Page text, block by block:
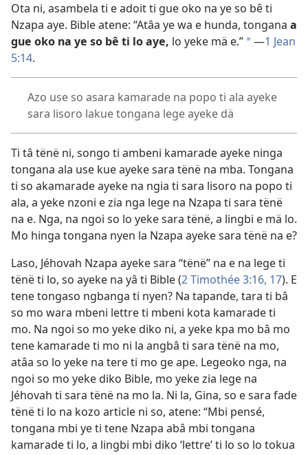
Ota ni, asambela ti e adoit ti gue oko na ye so bê ti
Nzapa aye. Bible atene: “Atâa ye wa e hunda, tongana a
gue oko na ye so bê ti lo aye, lo yeke mä e.” *—1 Jean
5:14.
Azo use so asara kamarade na popo ti ala ayeke
sara lisoro lakue tongana lege ayeke dä
Ti tâ tënë ni, songo ti ambeni kamarade ayeke ninga
tongana ala use kue ayeke sara tënë na mba. Tongana
ti so akamarade ayeke na ngia ti sara lisoro na popo ti
ala, a yeke nzoni e zia nga lege na Nzapa ti sara tënë
na e. Nga, na ngoi so lo yeke sara tënë, a lingbi e mä lo.
Mo hinga tongana nyen la Nzapa ayeke sara tënë na e?
Laso, Jéhovah Nzapa ayeke sara “tënë” na e na lege ti
tënë ti lo, so ayeke na yâ ti Bible (2 Timothée 3:16, 17). E
tene tongaso ngbanga ti nyen? Na tapande, tara ti bâ
so mo wara mbeni lettre ti mbeni kota kamarade ti
mo. Na ngoi so mo yeke diko ni, a yeke kpa mo bâ mo
tene kamarade ti mo ni la angbâ ti sara tënë na mo,
atâa so lo yeke na tere ti mo ge ape. Legeoko nga, na
ngoi so mo yeke diko Bible, mo yeke zia lege na
Jéhovah ti sara tënë na mo la. Ni la, Gina, so e sara fade
tënë ti lo na kozo article ni so, atene: “Mbi pensé,
tongana mbi ye ti tene Nzapa abâ mbi tongana
kamarade ti lo, a lingbi mbi diko ‘lettre’ ti lo so lo tokua